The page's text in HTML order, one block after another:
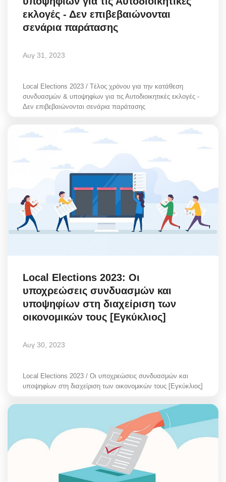
εκλογές - Δεν επιβεβαιώνονται
σενάρια παράτασης
Αυγ 31, 2023
Local Elections 2023 / Tέλος χρόνου για την κατάθεση
συνδυασμών & υποψηφίων για τις Αυτοδιοικητικές εκλογές -
Δεν επιβεβαιώνονται σενάρια παράτασης
Local Elections 2023: Οι
υποχρεώσεις συνδυασμών και
υποψηφίων στη διαχείριση των
οικονομικών τους [Εγκύκλιος]
Αυγ 30, 2023
Local Elections 2023 / Οι υποχρεώσεις συνδυασμών και
υποψηφίων στη διαχείριση των οικονομικών τους [Εγκύκλιος]